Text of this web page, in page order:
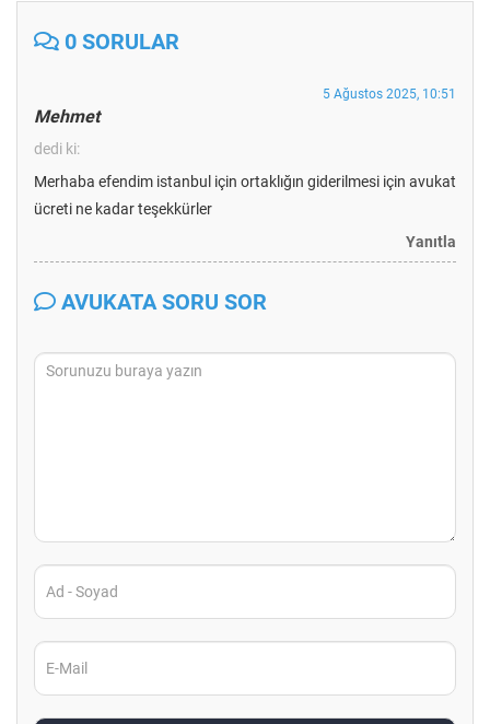
0 SORULAR
Mehmet
dedi ki:
5 Ağustos 2025, 10:51
Merhaba efendim istanbul için ortaklığın giderilmesi için avukat
ücreti ne kadar teşekkürler
Yanıtla
AVUKATA SORU SOR